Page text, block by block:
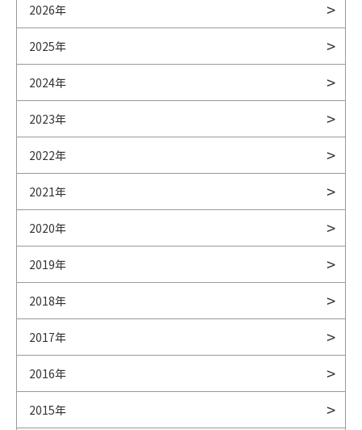
2026年
2025年
2024年
2023年
2022年
2021年
2020年
2019年
2018年
2017年
2016年
2015年